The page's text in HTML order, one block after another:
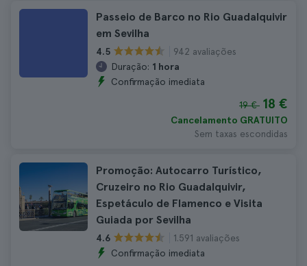
Passeio de Barco no Rio Guadalquivir
em Sevilha
4.5
942 avaliações
Duração: 1 hora
Confirmação imediata
19 € 18 €
Cancelamento GRATUITO
Sem taxas escondidas
Promoção: Autocarro Turístico,
Cruzeiro no Rio Guadalquivir,
Espetáculo de Flamenco e Visita
Guiada por Sevilha
4.6
1.591 avaliações
Confirmação imediata